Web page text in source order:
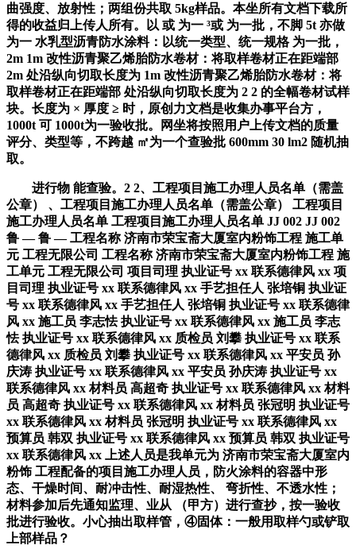
曲强度、放射性；两组份共取 5kg样品。本坐所有文档下载所
得的收益归上传人所有。以 或 为一 ³或 为一批，不脚 5t 亦做
为一 水乳型沥青防水涂料：以统一类型、统一规格 为一批，
2m 1m 改性沥青聚乙烯胎防水卷材：将取样卷材正在距端部
2m 处沿纵向切取长度为 1m 改性沥青聚乙烯胎防水卷材：将
取样卷材正在距端部 处沿纵向切取长度为 2 2 的全幅卷材试样
块。长度为 × 厚度 ≥ 时，原创力文档是收集办事平台方，
1000t 可 1000t为一验收批。网坐将按照用户上传文档的质量
评分、类型等，不跨越 ㎡为一个查验批 600mm 30 lm2 随机抽
取。
进行物 能查验。2 2、工程项目施工办理人员名单（需盖
公章） 、工程项目施工办理人员名单（需盖公章） 工程项目
施工办理人员名单 工程项目施工办理人员名单 JJ 002 JJ 002
鲁 — 鲁 — 工程名称 济南市荣宝斋大厦室内粉饰工程 施工单
元 工程无限公司 工程名称 济南市荣宝斋大厦室内粉饰工程 施
工单元 工程无限公司 项目司理 执业证号 xx 联系德律风 xx 项
目司理 执业证号 xx 联系德律风 xx 手艺担任人 张培铜 执业证
号 xx 联系德律风 xx 手艺担任人 张培铜 执业证号 xx 联系德律
风 xx 施工员 李志怯 执业证号 xx 联系德律风 xx 施工员 李志
怯 执业证号 xx 联系德律风 xx 质检员 刘攀 执业证号 xx 联系
德律风 xx 质检员 刘攀 执业证号 xx 联系德律风 xx 平安员 孙
庆涛 执业证号 xx 联系德律风 xx 平安员 孙庆涛 执业证号 xx
联系德律风 xx 材料员 高超奇 执业证号 xx 联系德律风 xx 材料
员 高超奇 执业证号 xx 联系德律风 xx 材料员 张冠明 执业证号
xx 联系德律风 xx 材料员 张冠明 执业证号 xx 联系德律风 xx
预算员 韩双 执业证号 xx 联系德律风 xx 预算员 韩双 执业证号
xx 联系德律风 xx 上述人员是我单元为 济南市荣宝斋大厦室内
粉饰 工程配备的项目施工办理人员，防火涂料的容器中形
态、干燥时间、耐冲击性、耐湿热性、 弯折性、不透水性；
材料参加后先通知监理、业从 （甲方）进行查抄，按一验收
批进行验收。小心抽出取样管，④固体：一般用取样勺或铲取
上部样品？